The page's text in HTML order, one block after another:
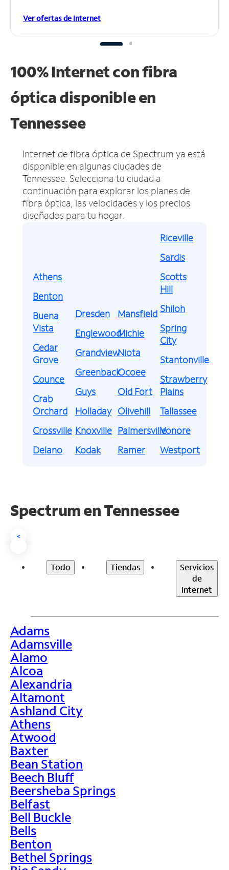
Ver ofertas de Internet
100% Internet con fibra
óptica disponible en
Tennessee
Internet de fibra óptica de Spectrum ya está
disponible en algunas ciudades de
Tennessee. Selecciona tu ciudad a
continuación para explorar los planes de
fibra óptica, las velocidades y los precios
diseñados para tu hogar.
Athens
Benton
Buena
Vista
Cedar
Grove
Counce
Crab
Orchard
Crossville
Delano
Dresden
Englewood
Grandview
Greenback
Guys
Holladay
Knoxville
Kodak
Mansfield
Michie
Niota
Ocoee
Old Fort
Olivehill
Palmersville
Ramer
Riceville
Sardis
Scotts
Hill
Shiloh
Spring
City
Stantonville
Strawberry
Plains
Tallassee
Vonore
Westport
Spectrum enTennessee
<
Todo Tiendas
Servicios
de
Internet
>
Adams
Adamsville
Alamo
Alcoa
Alexandria
Altamont
Ashland City
Athens
Atwood
Baxter
Bean Station
Beech Bluff
Beersheba Springs
Belfast
Bell Buckle
Bells
Benton
Bethel Springs